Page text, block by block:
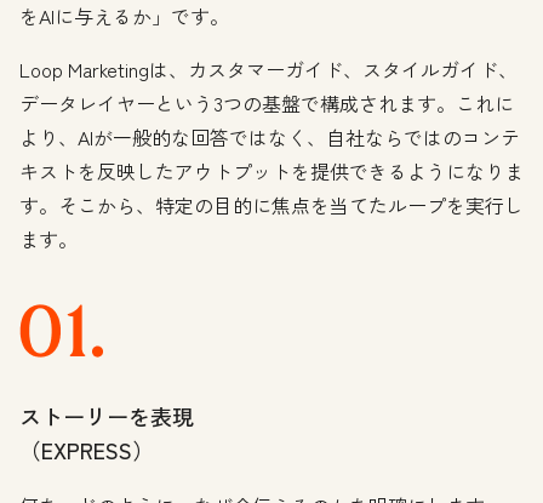
をAIに与えるか」です。
Loop Marketingは、カスタマーガイド、スタイルガイド、
データレイヤーという3つの基盤で構成されます。これに
より、AIが一般的な回答ではなく、自社ならではのコンテ
キストを反映したアウトプットを提供できるようになりま
す。そこから、特定の目的に焦点を当てたループを実行し
ます。
ストーリーを表現
（EXPRESS）